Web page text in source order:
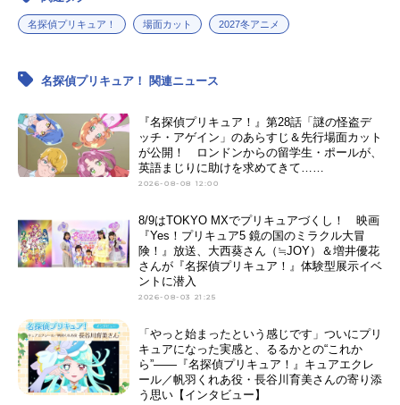
名探偵プリキュア！ 場面カット 2027冬アニメ
名探偵プリキュア！ 関連ニュース
『名探偵プリキュア！』第28話「謎の怪盗デ
ッチ・アゲイン」のあらすじ＆先行場面カット
が公開！ ロンドンからの留学生・ポールが、
英語まじりに助けを求めてきて……
2026-08-08 12:00
8/9はTOKYO MXでプリキュアづくし！ 映画
『Yes！プリキュア5 鏡の国のミラクル大冒
険！』放送、大西葵さん（≒JOY）＆増井優花
さんが『名探偵プリキュア！』体験型展示イベ
ントに潜入
2026-08-03 21:25
「やっと始まったという感じです」ついにプリ
キュアになった実感と、るるかとの“これか
ら”――『名探偵プリキュア！』キュアエクレ
ール／帆羽くれあ役・長谷川育美さんの寄り添
う思い【インタビュー】